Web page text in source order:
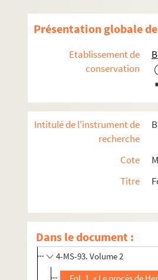
Présentation globale
Etablissement de
conservation
Intitulé de l'instrument de
recherche
Cote
Titre
Dans le document :
Recueil de copies de
4-MS-92. Volume 1
4-MS-93. Volume 2